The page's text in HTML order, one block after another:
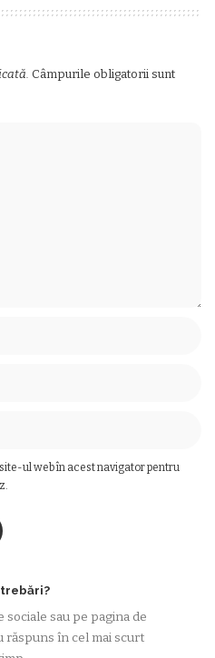
Câmpurile obligatorii sunt
ul web în acest navigator pentru
sau pe pagina de
răspuns în cel mai scurt